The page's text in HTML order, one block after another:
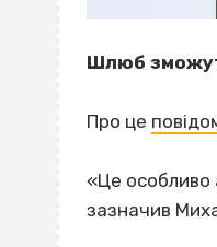
Шлюб
Про це
«Це особливо
зазначив